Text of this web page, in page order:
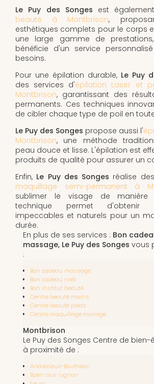
Le Puy des Songes est
beauté à Montbrison,
esthétiques complets pour le corps
une large gamme de
bénéficie d'un service
besoins.
Pour une épilation durable, Le Puy
des services d'épilation Laser et
Montbrison, garantissant des
permanents. Ces techniques
de cibler chaque type de poil en
Le Puy des Songes propose aussi l'
Montbrison, une méthode
peau douce et lisse. L'épilation est
produits de qualité pour assurer un
Enfin, Le Puy des Songes réalise
maquillage semi-permanent à
sublimer le visage de manière
technique permet d'obtenir
impeccables et naturels pour un
durée.
En plus de ses services : Bon
massage, Le Puy des Songes vous
:
Bon cadeau massage
Bon cadeau noël
Bon institut beauté
Centre beauté mains
Centre beauté pieds
Centre maquillage mariage
Montbrison
Le Puy des Songes Centre de bien-
à proximité de :
Andrézieux-Bouthéon
Boën-sur-Lignon